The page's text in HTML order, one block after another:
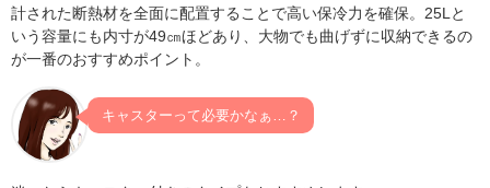
計された断熱材を全面に配置することで高い保冷力を確保。25Lと
いう容量にも内寸が49㎝ほどあり、大物でも曲げずに収納できるの
が一番のおすすめポイント。
キャスターって必要かなぁ…？